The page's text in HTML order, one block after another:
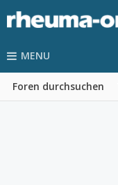
MENU
Foren durchsuchen